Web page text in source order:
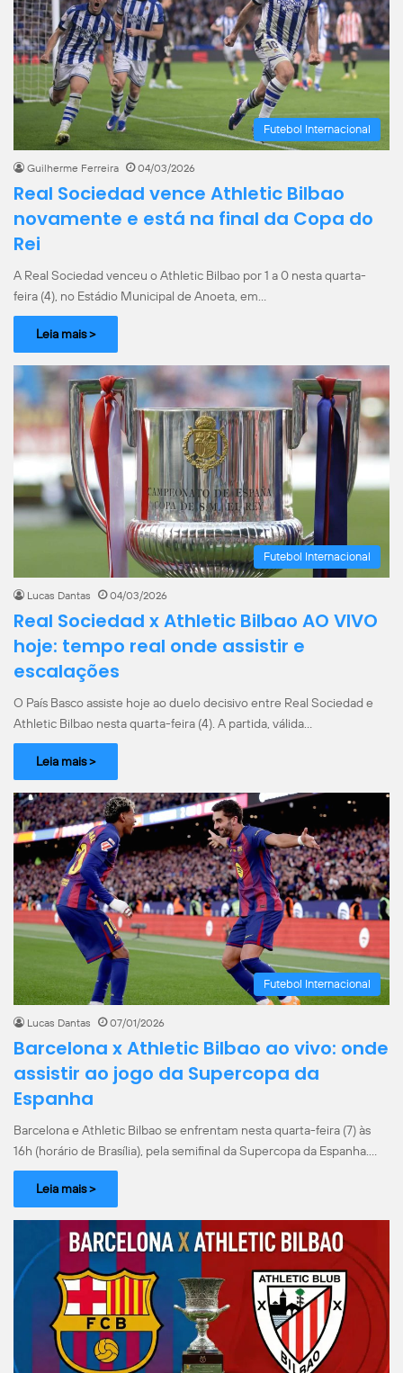
Futebol Internacional
Guilherme Ferreira 04/03/2026
Real Sociedad vence Athletic Bilbao
novamente e está na final da Copa do
Rei
A Real Sociedad venceu o Athletic Bilbao por 1 a 0 nesta quarta-
feira (4), no Estádio Municipal de Anoeta, em…
Leia mais >
Futebol Internacional
Lucas Dantas 04/03/2026
Real Sociedad x Athletic Bilbao AO VIVO
hoje: tempo real onde assistir e
escalações
O País Basco assiste hoje ao duelo decisivo entre Real Sociedad e
Athletic Bilbao nesta quarta-feira (4). A partida, válida…
Leia mais >
Futebol Internacional
Lucas Dantas 07/01/2026
Barcelona x Athletic Bilbao ao vivo: onde
assistir ao jogo da Supercopa da
Espanha
Barcelona e Athletic Bilbao se enfrentam nesta quarta-feira (7) às
16h (horário de Brasília), pela semifinal da Supercopa da Espanha.…
Leia mais >